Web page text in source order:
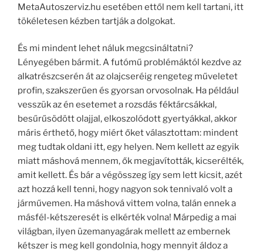
MetaAutoszerviz.hu esetében ettől nem kell tartani, itt
tökéletesen kézben tartják a dolgokat.
És mi mindent lehet náluk megcsináltatni?
Lényegében bármit. A futómű problémáktól kezdve az
alkatrészcserén át az olajcseréig rengeteg műveletet
profin, szakszerűen és gyorsan orvosolnak. Ha például
vesszük az én esetemet a rozsdás féktárcsákkal,
besűrűsödött olajjal, elkoszolódott gyertyákkal, akkor
máris érthető, hogy miért őket választottam: mindent
meg tudtak oldani itt, egy helyen. Nem kellett az egyik
miatt máshová mennem, ők megjavították, kicserélték,
amit kellett. És bár a végösszeg így sem lett kicsit, azét
azt hozzá kell tenni, hogy nagyon sok tennivaló volt a
járművemen. Ha máshová vittem volna, talán ennek a
másfél-kétszeresét is elkérték volna! Márpedig a mai
világban, ilyen üzemanyagárak mellett az embernek
kétszer is meg kell gondolnia, hogy mennyit áldoz a